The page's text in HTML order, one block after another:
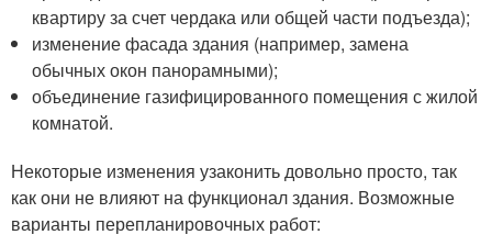
квартиру за счет чердака или общей части подъезда);
изменение фасада здания (например, замена
обычных окон панорамными);
объединение газифицированного помещения с жилой
комнатой.
Некоторые изменения узаконить довольно просто, так
как они не влияют на функционал здания. Возможные
варианты перепланировочных работ: